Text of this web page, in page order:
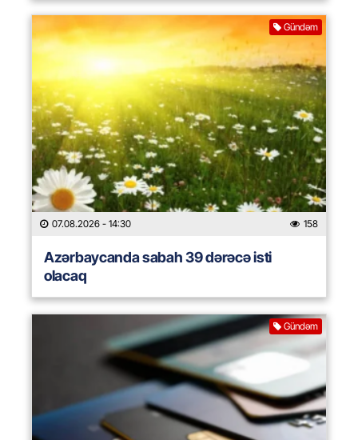
Gündəm
07.08.2026 - 14:30 158
Azərbaycanda sabah 39 dərəcə isti
olacaq
Gündəm